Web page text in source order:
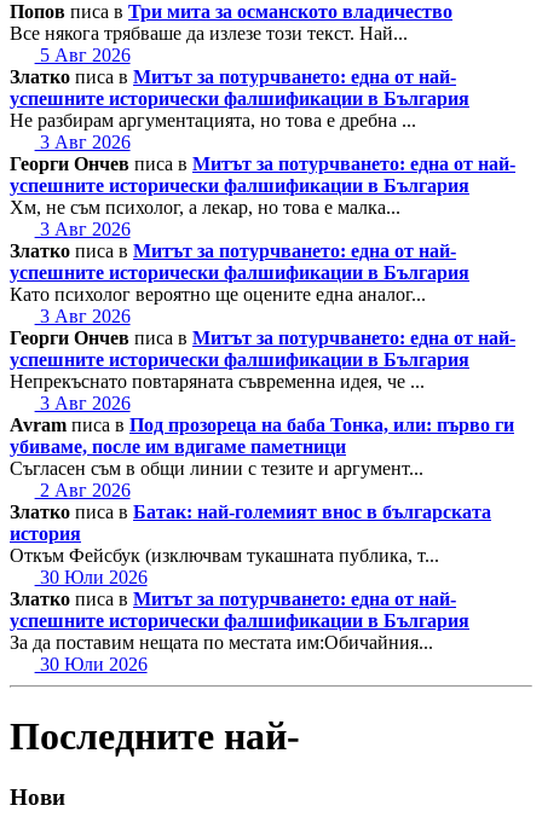
Попов писа в Три мита за османското владичество
Все някога трябваше да излезе този текст. Най...
5 Авг 2026
Златко писа в Митът за потурчването: една от най-
успешните исторически фалшификации в България
Не разбирам аргументацията, но това е дребна ...
3 Авг 2026
Георги Ончев писа в Митът за потурчването: една от най-
успешните исторически фалшификации в България
Хм, не съм психолог, а лекар, но това е малка...
3 Авг 2026
Златко писа в Митът за потурчването: една от най-
успешните исторически фалшификации в България
Като психолог вероятно ще оцените една аналог...
3 Авг 2026
Георги Ончев писа в Митът за потурчването: една от най-
успешните исторически фалшификации в България
Непрекъснато повтаряната съвременна идея, че ...
3 Авг 2026
Avram писа в Под прозореца на баба Тонка, или: първо ги
убиваме, после им вдигаме паметници
Съгласен съм в общи линии с тезите и аргумент...
2 Авг 2026
Златко писа в Батак: най-големият внос в българската
история
Откъм Фейсбук (изключвам тукашната публика, т...
30 Юли 2026
Златко писа в Митът за потурчването: една от най-
успешните исторически фалшификации в България
За да поставим нещата по местата им:Обичайния...
30 Юли 2026
Последните най-
Нови